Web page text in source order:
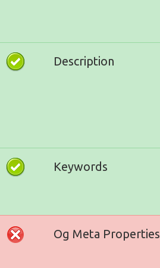
Description
Keywords
Og Meta Properties